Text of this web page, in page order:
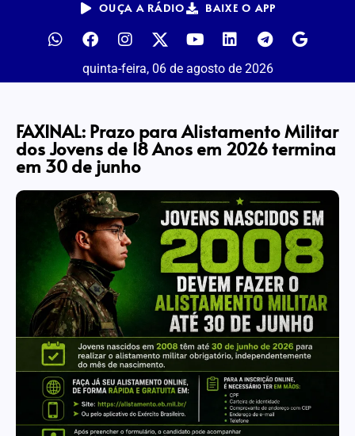
OUÇA A RÁDIO BAIXE O APP
quinta-feira, 06 de agosto de 2026
FAXINAL: Prazo para Alistamento Militar
dos Jovens de 18 Anos em 2026 termina
em 30 de junho